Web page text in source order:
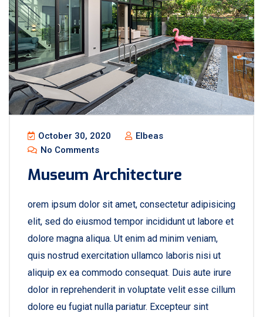
October 30, 2020
Elbeas
No Comments
Museum Architecture
orem ipsum dolor sit amet, consectetur adipisicing
elit, sed do eiusmod tempor incididunt ut labore et
dolore magna aliqua. Ut enim ad minim veniam,
quis nostrud exercitation ullamco laboris nisi ut
aliquip ex ea commodo consequat. Duis aute irure
dolor in reprehenderit in voluptate velit esse cillum
dolore eu fugiat nulla pariatur. Excepteur sint